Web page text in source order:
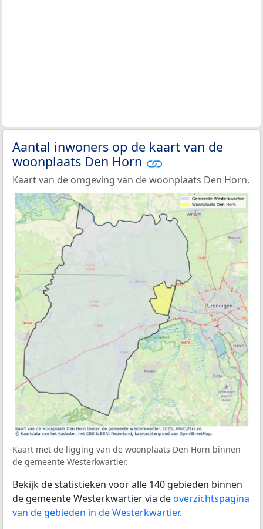
Aantal inwoners op de kaart van de
woonplaats Den Horn
Kaart van de omgeving van de woonplaats Den Horn.
Kaart met de ligging van de woonplaats Den Horn binnen
de gemeente Westerkwartier.
Bekijk de statistieken voor alle 140 gebieden binnen
de gemeente Westerkwartier via deoverzichtspagina
van de gebieden in de Westerkwartier.